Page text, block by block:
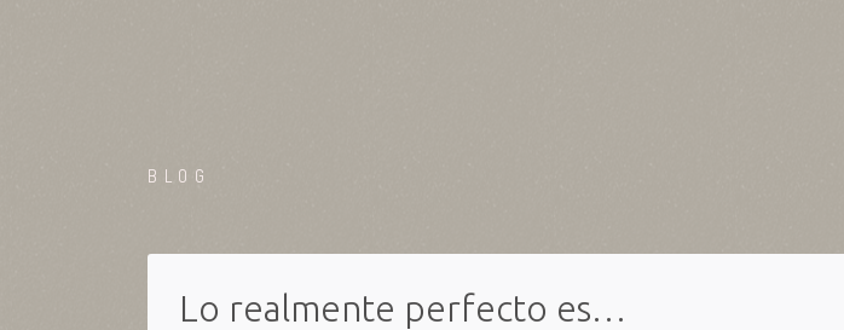
BLOG
Lo realmente perfecto es…